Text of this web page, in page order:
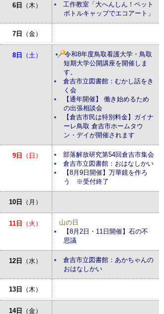
6日 （木）
工作教室「大へんしん！ペット
ボトルキャップでエコアート」
7日 （金）
8日 （土）
令和8年度鳥取看護大学・鳥取
短期大学公開講座を開催しま
す。
倉吉市立図書館：むかし話をき
く会
【通年開催】 働き始めるため
の出張相談会
【倉吉市民は特別料金】ガイナ
ーレ鳥取 倉吉市ホームタウ
ン・デイが開催されます
9日 （日）
部落解放研究第54回倉吉市集会
倉吉市立図書館：おはなしかい
【8月9日開催】万華鏡を作ろ
う ※受付終了
10日 （月）
11日 （火）
山の日
【8月2日・11日開催】石の不
思議
12日 （水）
倉吉市立図書館：あかちゃんの
おはなしかい
13日 （木）
14日 （金）